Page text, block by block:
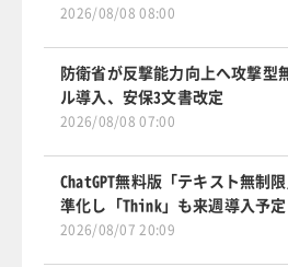
2026/08/08 08:00
防衛省が反撃能力向上へ攻撃型
ル導入、安保3文書改定
2026/08/08 07:00
ChatGPT無料版「テキスト無制
準化し「Think」も来週導入予定
2026/08/07 20:09